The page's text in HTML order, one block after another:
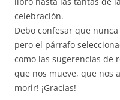
celebración.
Debo confesar que
pero el párrafo
como las sugerencias de
que nos mueve, que nos
morir! ¡Gracias!